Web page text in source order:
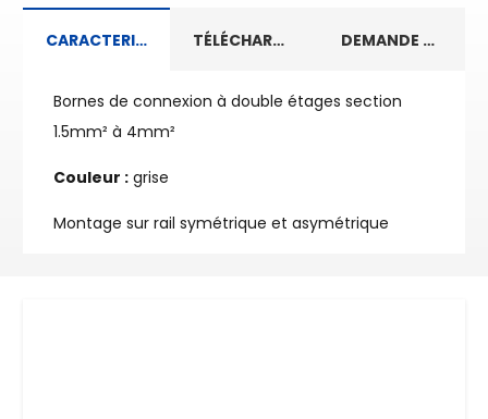
CARACTERISTIQUES TECHNIQUES TÉLÉCHARGEMENT DEMANDE D’INFORMATIONS
Bornes de connexion à double étages section
1.5mm² à 4mm²
Couleur : grise
Montage sur rail symétrique et asymétrique